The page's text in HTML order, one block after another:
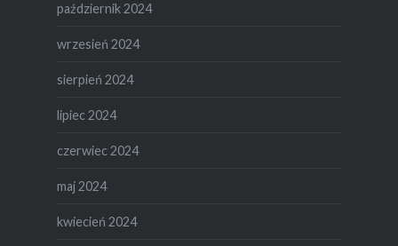
październik 2024
wrzesień 2024
sierpień 2024
lipiec 2024
czerwiec 2024
maj 2024
kwiecień 2024